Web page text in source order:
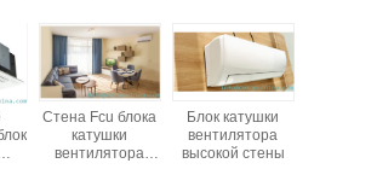
Стена Fcu блока
катушки
вентилятора
Блок катушки
вентилятора
высокой стены